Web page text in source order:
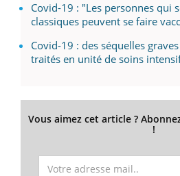
Covid-19 : "Les personnes qui
classiques peuvent se faire
Covid-19 : des séquelles
traités en unité de soins
Vous aimez cet article ?
!